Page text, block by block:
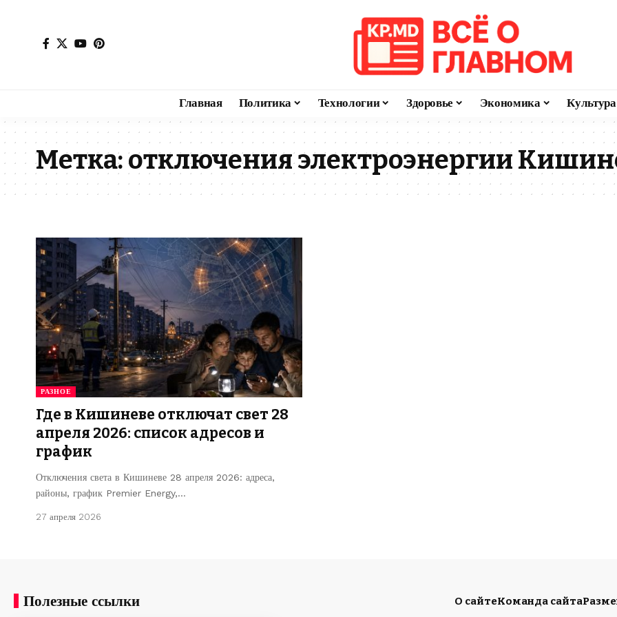
Главная Политика Технологии Здоровье Экономика Культура
Метка:отключения электроэнергии
РАЗНОЕ
Где в Кишиневе отключат свет 28
апреля 2026: список адресов и
график
Отключения света в Кишиневе 28 апреля 2026: адреса,
районы, график Premier Energy,…
27 апреля 2026
Полезные ссылки О сайтеКоманда сайта